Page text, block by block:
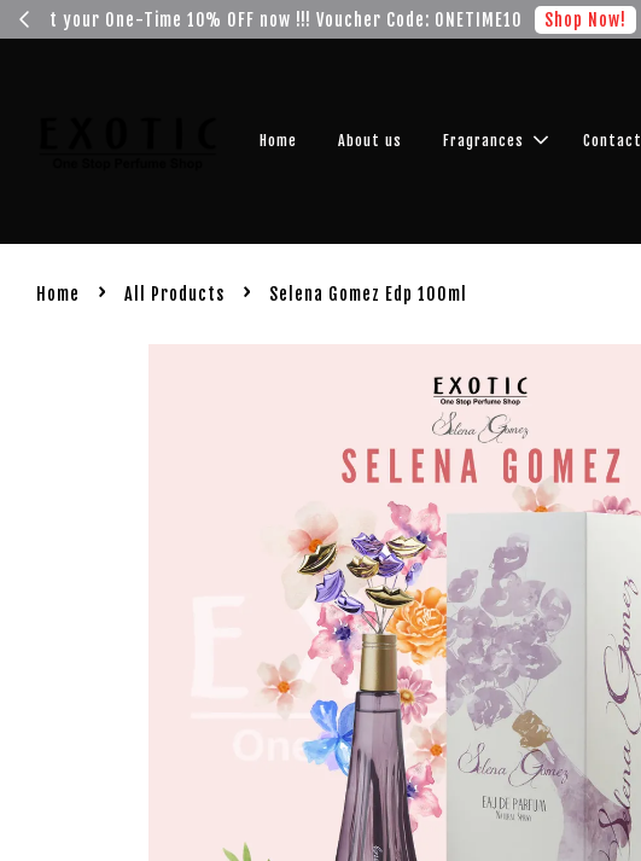
Get your FREE
Home About us Fragrances Contact
Home › All Products › Selena Gomez Edp 100ml